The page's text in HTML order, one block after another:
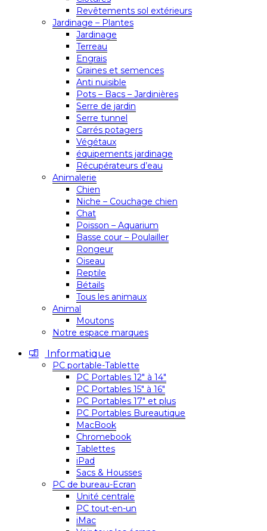
Revêtements sol extérieurs
Jardinage – Plantes
Jardinage
Terreau
Engrais
Graines et semences
Anti nuisible
Pots – Bacs – Jardinières
Serre de jardin
Serre tunnel
Carrés potagers
Végétaux
équipements jardinage
Récupérateurs d’eau
Animalerie
Chien
Niche – Couchage chien
Chat
Poisson – Aquarium
Basse cour – Poulailler
Rongeur
Oiseau
Reptile
Bétails
Tous les animaux
Animal
Moutons
Notre espace marques
Informatique
PC portable-Tablette
PC Portables 12″ à 14″
PC Portables 15″ à 16″
PC Portables 17″ et plus
PC Portables Bureautique
MacBook
Chromebook
Tablettes
iPad
Sacs & Housses
PC de bureau-Ecran
Unité centrale
PC tout-en-un
iMac